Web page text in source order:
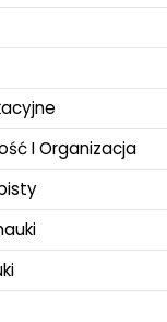
I Organizacja